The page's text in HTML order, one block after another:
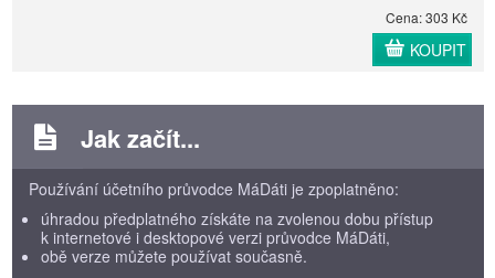
Cena: 303 Kč
KOUPIT
Jak začít...
Používání účetního průvodce MáDáti je zpoplatněno:
úhradou předplatného získáte na zvolenou dobu přístup
k internetové i desktopové verzi průvodce MáDáti,
obě verze můžete používat současně.